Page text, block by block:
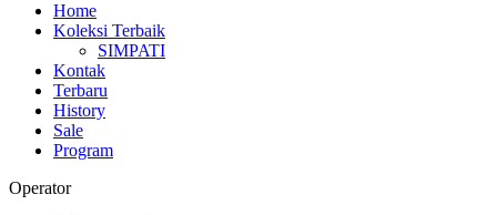
Home
Koleksi Terbaik
SIMPATI
Kontak
Terbaru
History
Sale
Program
Operator